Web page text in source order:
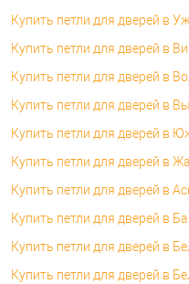
Купить петли для дверей в
Купить петли для дверей в
Купить петли для дверей в
Купить петли для дверей в
Купить петли для дверей в
Купить петли для дверей в
Купить петли для дверей в
Купить петли для дверей в
Купить петли для дверей в
Купить петли для дверей в